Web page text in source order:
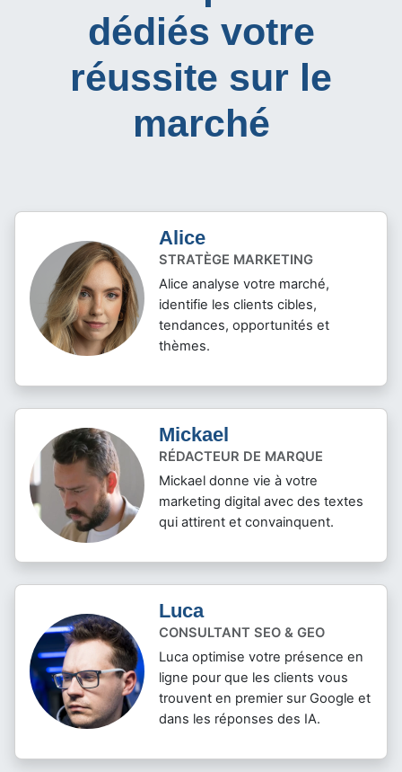
dédiés votre
réussite sur le
marché
Alice
STRATÈGE MARKETING
Alice analyse votre marché,
identifie les clients cibles,
tendances, opportunités et
thèmes.
Mickael
RÉDACTEUR DE MARQUE
Mickael donne vie à votre
marketing digital avec des textes
qui attirent et convainquent.
Luca
CONSULTANT SEO & GEO
Luca optimise votre présence en
ligne pour que les clients vous
trouvent en premier sur Google et
dans les réponses des IA.